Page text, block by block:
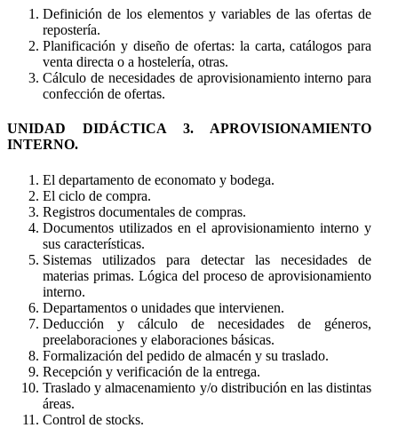
Definición de los elementos y variables de las ofertas de
repostería.
Planificación y diseño de ofertas: la carta, catálogos para
venta directa o a hostelería, otras.
Cálculo de necesidades de aprovisionamiento interno para
confección de ofertas.
UNIDAD DIDÁCTICA 3. APROVISIONAMIENTO
INTERNO.
El departamento de economato y bodega.
El ciclo de compra.
Registros documentales de compras.
Documentos utilizados en el aprovisionamiento interno y
sus características.
Sistemas utilizados para detectar las necesidades de
materias primas. Lógica del proceso de aprovisionamiento
interno.
Departamentos o unidades que intervienen.
Deducción y cálculo de necesidades de géneros,
preelaboraciones y elaboraciones básicas.
Formalización del pedido de almacén y su traslado.
Recepción y verificación de la entrega.
Traslado y almacenamiento y/o distribución en las distintas
áreas.
Control de stocks.